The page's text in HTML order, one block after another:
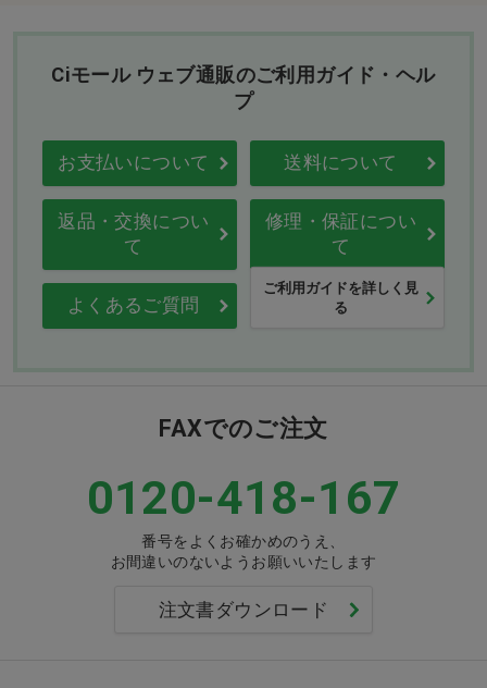
Ciモール ウェブ通販のご利用ガイド・ヘル
プ
お支払いについて 送料について
返品・交換につい
て
修理・保証につい
て
よくあるご質問
ご利用ガイドを詳しく見
る
FAXでのご注文
0120-418-167
番号をよくお確かめのうえ、
お間違いのないようお願いいたします
注文書ダウンロード